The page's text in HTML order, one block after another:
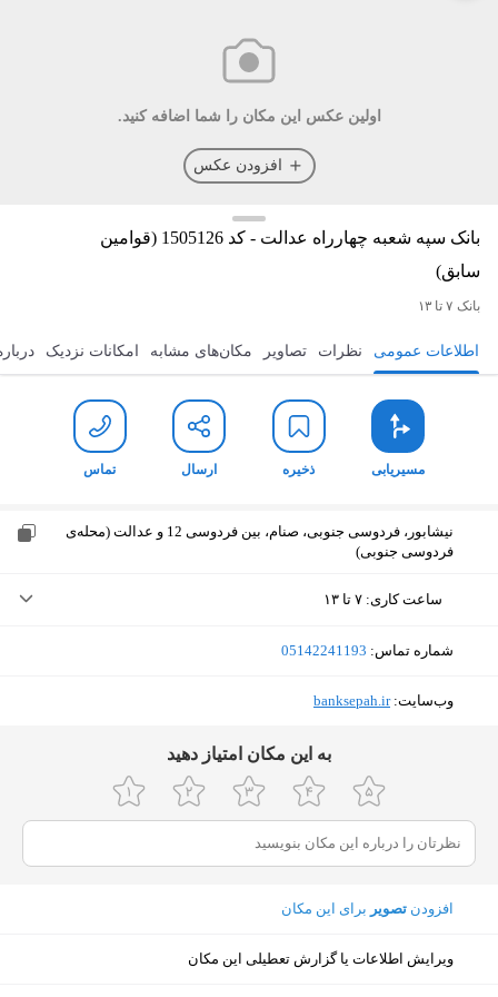
اولین عکس این مکان را شما اضافه کنید.
افزودن عکس
بانک سپه شعبه چهارراه عدالت - کد 1505126 (قوامین
سابق)
بانک ۷ تا ۱۳
مسیریابی ذخیره ارسال تماس اطلاعات عمومی نظرات تصاویر مکان‌های مشابه امکانات نزدیک
مسیریابی ذخیره ارسال تماس
نیشابور، فردوسی جنوبی، صنام، بین فردوسی 12 و عدالت (محله‌ی
فردوسی جنوبی)
ساعت کاری: ۷ تا ۱۳
چهارشنبه ۷ تا ۱۳
جمعه
شماره تماس: ‎05142241193
وب‌سایت:‎banksepah.ir
ﺑﻪ اﯾﻦ ﻣﮑﺎن اﻣﺘﯿﺎز دﻫﯿﺪ
افزودن تصویر برای این مکان
ویرایش اطلاعات یا گزارش تعطیلی این مکان